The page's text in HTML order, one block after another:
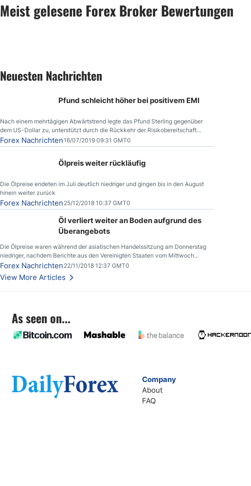
Meist gelesene Forex Broker Bewertungen
Neuesten Nachrichten
Pfund schleicht höher bei positivem EMI
Nach einem mehrtägigen Abwärtstrend legte das Pfund Sterling gegenüber
dem US-Dollar zu, unterstützt durch die Rückkehr der Risikobereitschaft
aufgrund der Nachricht,
Forex Nachrichten16/07/2019 09:31 GMT0
Ölpreis weiter rückläufig
Die Ölpreise endeten im Juli deutlich niedriger und gingen bis in den August
hinein weiter zurück
Forex Nachrichten 25/12/2018 10:37 GMT0
Öl verliert weiter an Boden aufgrund des
Überangebots
Die Ölpreise waren während der asiatischen Handelssitzung am Donnerstag
niedriger, nachdem Berichte aus den Vereinigten Staaten vom Mittwoch
zeigten, dass die US-Rohöllagerbestände den höchsten Stand seit Dezember
2017 erreichten.
Forex Nachrichten 22/11/2018 12:37 GMT0
View More Articles
As seen on...
Company
About
FAQ